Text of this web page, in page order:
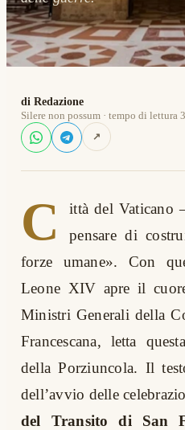
di Redazione
Silere non possum · tempo di lettura
↗
C
ittà del Vaticano
pensare di
forze umane». Con
Leone XIV apre il
Ministri Generali della
Francescana, letta
della Porziuncola. Il
dell’avvio delle
del Transito di San